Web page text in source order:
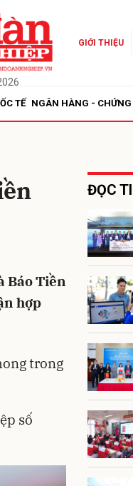
GIỚI THIỆU
TẾ NGÂN HÀNG - CHỨNG
Báo Tiền
hợp
trong
số
ĐỌC